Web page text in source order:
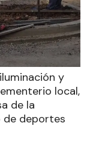
y
local,
de la
de deportes